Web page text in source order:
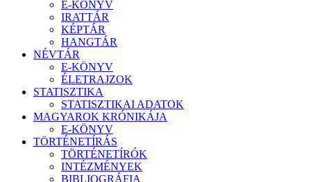
E-KÖNYV
IRATTÁR
KÉPTÁR
HANGTÁR
NÉVTÁR
E-KÖNYV
ÉLETRAJZOK
STATISZTIKA
STATISZTIKAI ADATOK
MAGYAROK KRÓNIKÁJA
E-KÖNYV
TÖRTÉNETÍRÁS
TÖRTÉNETÍRÓK
INTÉZMÉNYEK
BIBLIOGRÁFIA